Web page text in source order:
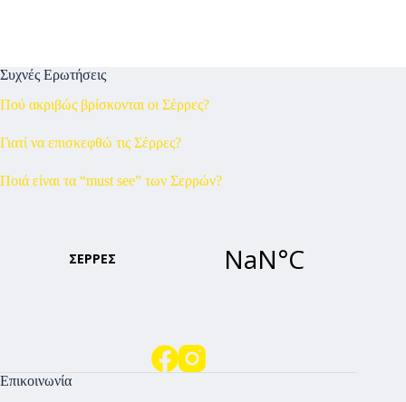
Συχνές Ερωτήσεις
Πού ακριβώς βρίσκονται οι Σέρρες?
Γιατί να επισκεφθώ τις Σέρρες?
Ποιά είναι τα “must see” των Σερρών?
Επικοινωνία